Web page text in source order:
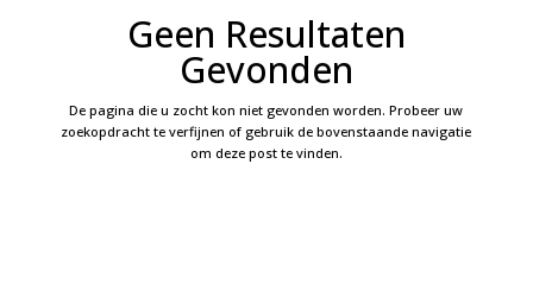
Geen Resultaten
Gevonden
De pagina die u zocht kon niet gevonden worden. Probeer uw
zoekopdracht te verfijnen of gebruik de bovenstaande navigatie
om deze post te vinden.